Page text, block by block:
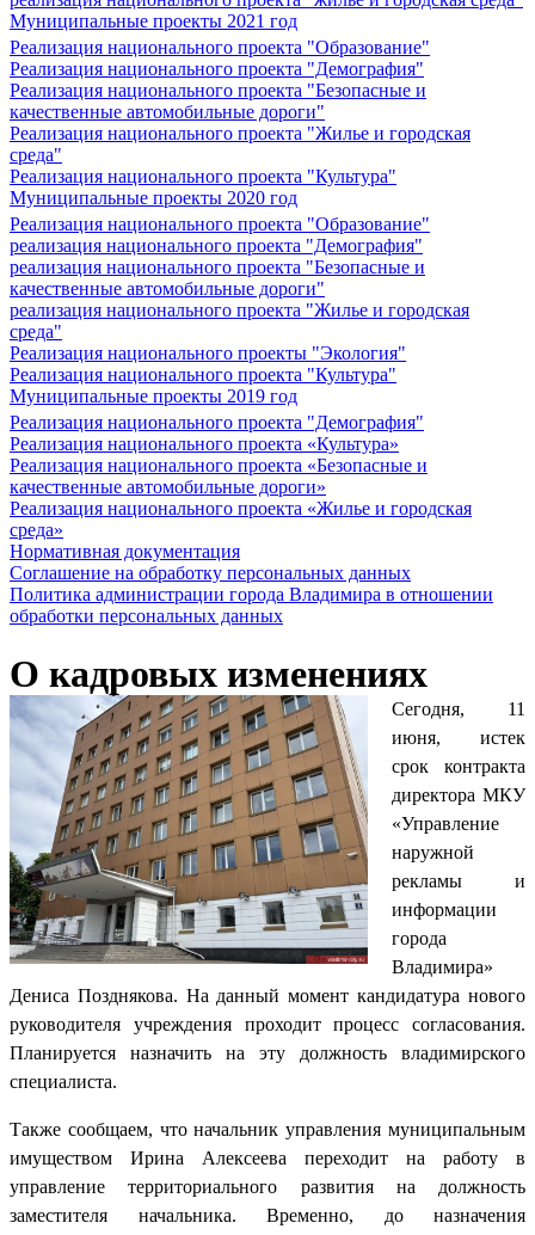
Муниципальные проекты 2021 год
Реализация национального проекта "Образование"
Реализация национального проекта "Демография"
Реализация национального проекта "Безопасные и
качественные автомобильные дороги"
Реализация национального проекта "Жилье и городская
среда"
Реализация национального проекта "Культура"
Муниципальные проекты 2020 год
Реализация национального проекта "Образование"
реализация национального проекта "Демография"
реализация национального проекта "Безопасные и
качественные автомобильные дороги"
реализация национального проекта "Жилье и городская
среда"
Реализация национального проекты "Экология"
Реализация национального проекта "Культура"
Муниципальные проекты 2019 год
Реализация национального проекта "Демография"
Реализация национального проекта «Культура»
Реализация национального проекта «Безопасные и
качественные автомобильные дороги»
Реализация национального проекта «Жилье и городская
среда»
Нормативная документация
Соглашение на обработку персональных данных
Политика администрации города Владимира в отношении
обработки персональных данных
О кадровых изменениях
Сегодня, 11
июня, истек
срок контракта
директора МКУ
«Управление
наружной
рекламы и
информации
города
Владимира»
Дениса Позднякова. На данный момент кандидатура нового
руководителя учреждения проходит процесс согласования.
Планируется назначить на эту должность владимирского
специалиста.
Также сообщаем, что начальник управления муниципальным
имуществом Ирина Алексеева переходит на работу в
управление территориального развития на должность
заместителя начальника. Временно, до назначения